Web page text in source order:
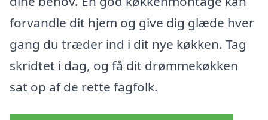
forvandle dit hjem og give dig glæde hver
gang du træder ind i dit nye køkken. Tag
skridtet i dag, og få dit drømmekøkken
sat op af de rette fagfolk.